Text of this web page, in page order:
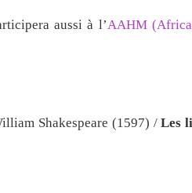
aussi à l’AAHM
Shakespeare (1597) /Les